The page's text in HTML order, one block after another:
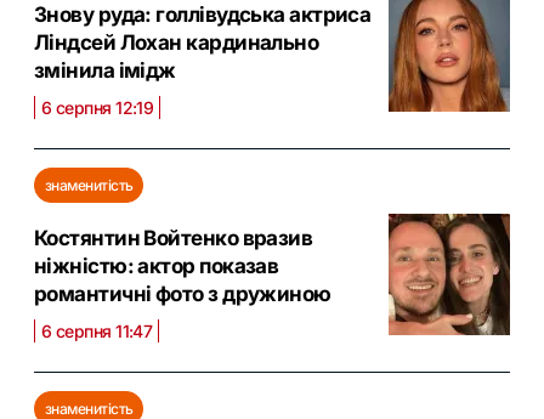
Знову руда: голлівудська актриса
Ліндсей Лохан кардинально
змінила імідж
6 серпня 12:19
знаменитість
Костянтин Войтенко вразив
ніжністю: актор показав
романтичні фото з дружиною
6 серпня 11:47
знаменитість